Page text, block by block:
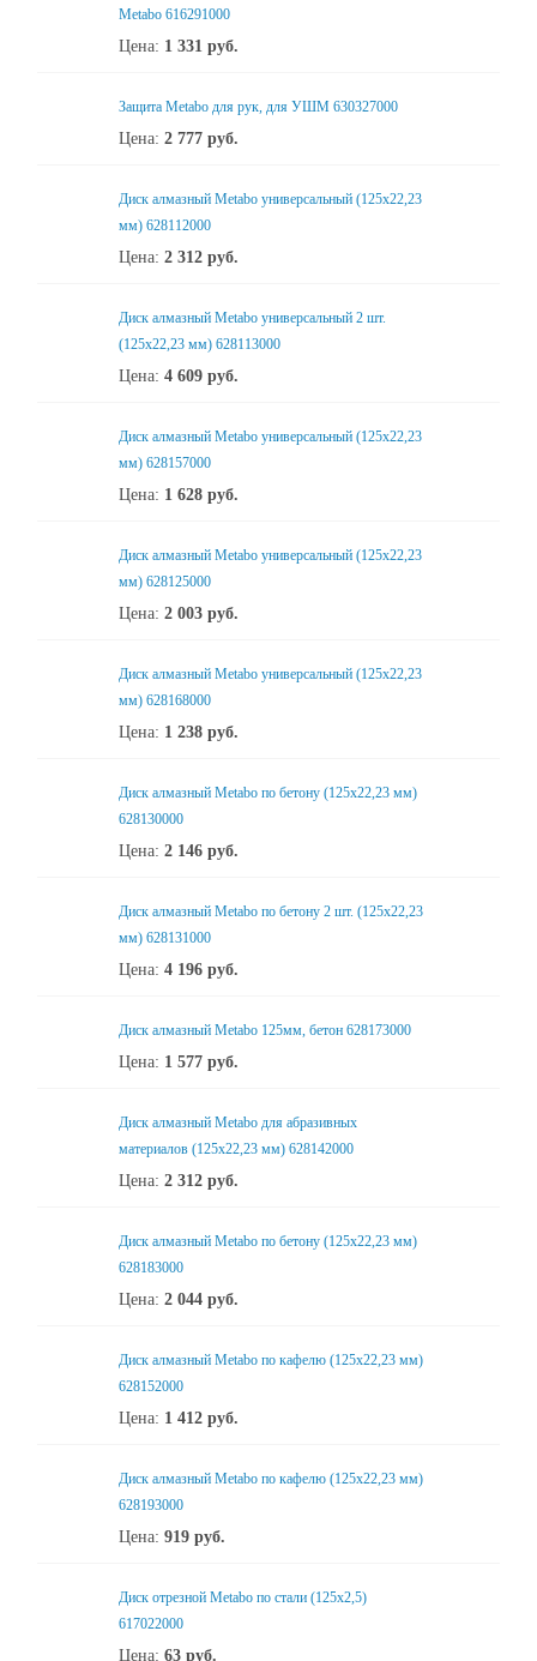
Metabo 616291000
Цена: 1 331 руб.
Защита Metabo для рук, для УШМ 630327000
Цена: 2 777 руб.
Диск алмазный Metabo универсальный (125x22,23
мм) 628112000
Цена: 2 312 руб.
Диск алмазный Metabo универсальный 2 шт.
(125x22,23 мм) 628113000
Цена: 4 609 руб.
Диск алмазный Metabo универсальный (125x22,23
мм) 628157000
Цена: 1 628 руб.
Диск алмазный Metabo универсальный (125x22,23
мм) 628125000
Цена: 2 003 руб.
Диск алмазный Metabo универсальный (125x22,23
мм) 628168000
Цена: 1 238 руб.
Диск алмазный Metabo по бетону (125x22,23 мм)
628130000
Цена: 2 146 руб.
Диск алмазный Metabo по бетону 2 шт. (125x22,23
мм) 628131000
Цена: 4 196 руб.
Диск алмазный Metabo 125мм, бетон 628173000
Цена: 1 577 руб.
Диск алмазный Metabo для абразивных
материалов (125x22,23 мм) 628142000
Цена: 2 312 руб.
Диск алмазный Metabo по бетону (125x22,23 мм)
628183000
Цена: 2 044 руб.
Диск алмазный Metabo по кафелю (125x22,23 мм)
628152000
Цена: 1 412 руб.
Диск алмазный Metabo по кафелю (125x22,23 мм)
628193000
Цена: 919 руб.
Диск отрезной Metabo по стали (125x2,5)
617022000
Цена: 63 руб.